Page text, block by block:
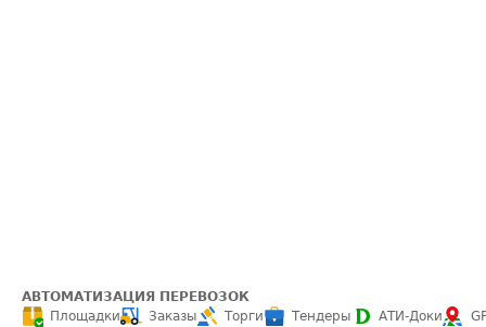
АВТОМАТИЗАЦИЯ ПЕРЕВОЗОК
Площадки
Заказы Торги Тендеры АТИ-Доки